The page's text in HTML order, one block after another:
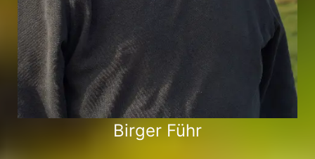
Birger Führ